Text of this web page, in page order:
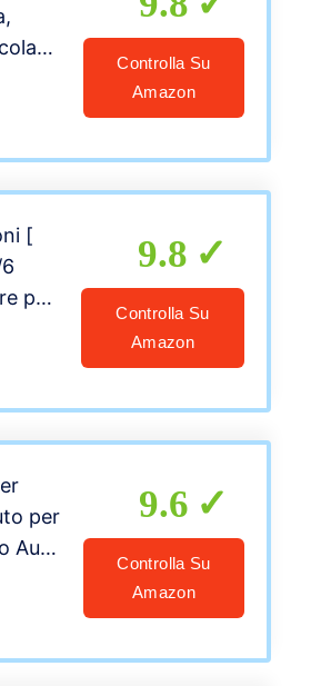
Controlla Su
Amazon
[
per
9.8
Controlla Su
Amazon
per
Auto
9.6
Controlla Su
Amazon